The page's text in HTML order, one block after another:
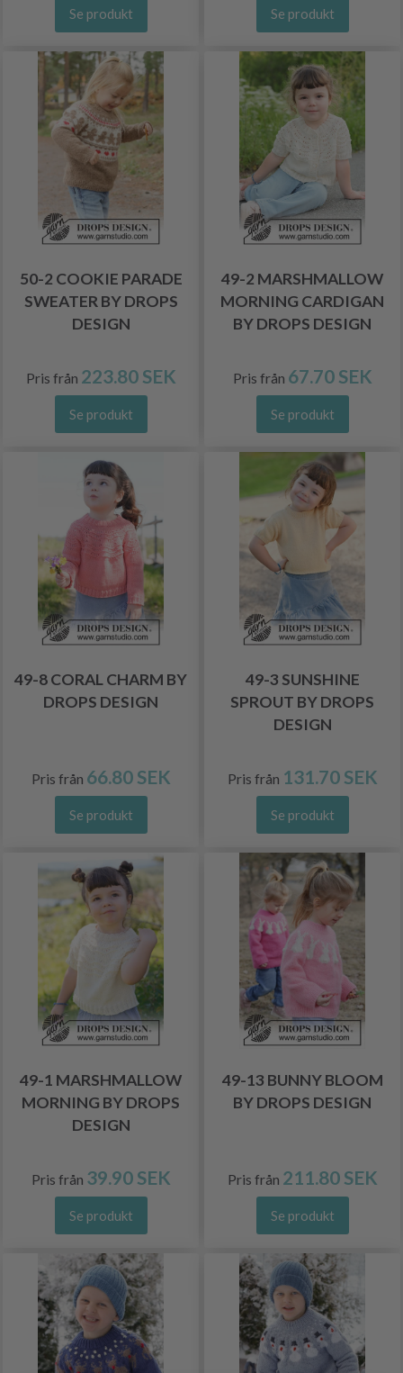
Se produkt Se produkt
50-2 COOKIE PARADE
SWEATER BY DROPS
DESIGN
Pris från 223.80 SEK
Se produkt
49-2 MARSHMALLOW
MORNING CARDIGAN
BY DROPS DESIGN
Pris från 67.70 SEK
Se produkt
49-8 CORAL CHARM BY
DROPS DESIGN
Pris från 66.80 SEK
Se produkt
49-3 SUNSHINE
SPROUT BY DROPS
DESIGN
Pris från 131.70 SEK
Se produkt
49-1 MARSHMALLOW
MORNING BY DROPS
DESIGN
Pris från 39.90 SEK
Se produkt
49-13 BUNNY BLOOM
BY DROPS DESIGN
Pris från 211.80 SEK
Se produkt